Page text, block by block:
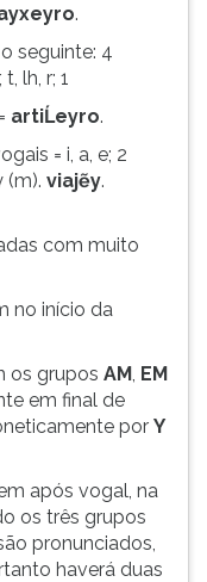
.
seguinte: 4
lh, r; 1
artiĹeyro.
= i, a, e; 2
(m). viajẽy.
com muito
no início da
os grupos AM, EM
em final de
por Y
após vogal, na
os três grupos
pronunciados,
haverá duas